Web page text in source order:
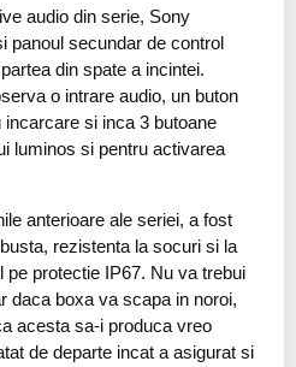
audio din serie, Sony
panoul secundar de control
din spate a incintei.
o intrare audio, un buton
si inca 3 butoane
luminos si pentru activarea
anterioare ale seriei, a fost
rezistenta la socuri si la
pe protectie IP67. Nu va trebui
daca boxa va scapa in noroi,
acesta sa-i produca vreo
de departe incat a asigurat si